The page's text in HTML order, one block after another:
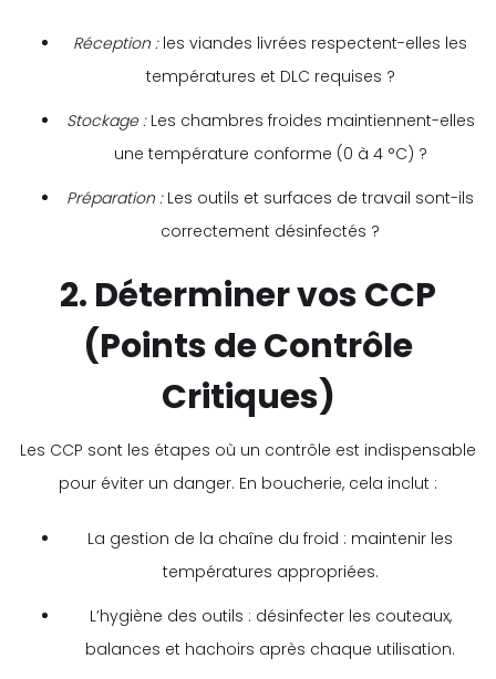
Réception :les viandes livrées respectent-elles les
températures et DLC requises ?
Stockage :Les chambres froides maintiennent-elles
une température conforme (0 à 4 °C) ?
Préparation :Les outils et surfaces de travail sont-ils
correctement désinfectés ?
2. Déterminer vos CCP
(Points de Contrôle
Critiques)
Les CCP sont les étapes où un contrôle est indispensable
pour éviter un danger. En boucherie, cela inclut :
La gestion de la chaîne du froid : maintenir les
températures appropriées.
L’hygiène des outils : désinfecter les couteaux,
balances et hachoirs après chaque utilisation.